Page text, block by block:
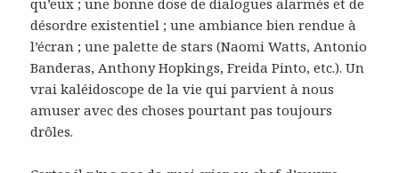
désordre existentiel ; une ambiance bien rendue à
l’écran ; une palette de stars (Naomi Watts, Antonio
Banderas, Anthony Hopkings, Freida Pinto, etc.). Un
vrai kaléidoscope de la vie qui parvient à nous
amuser avec des choses pourtant pas toujours
drôles.